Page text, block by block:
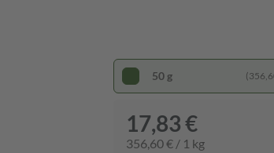
50 g
17,83 €
356,60 € / 1 kg